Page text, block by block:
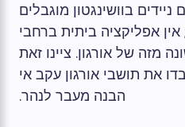
בוושינגטון מוגבלים
אין אפליקציה ביתית ברחבי
מזה של אורגון. ציינו זאת
את תושבי אורגון עקב אי
הבנה מעבר לנהר.